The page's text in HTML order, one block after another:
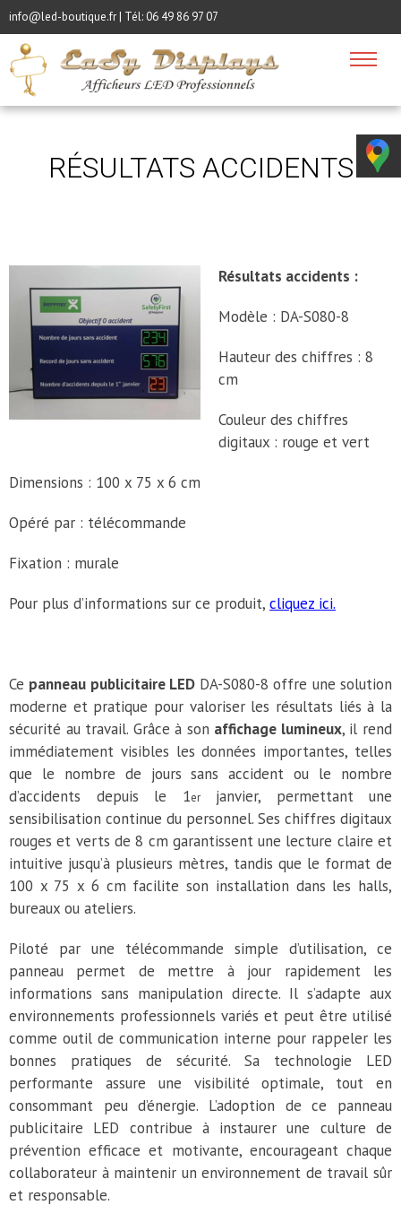
info@led-boutique.fr | Tél: 06 49 86 97 07
RÉSULTATS ACCIDENTS
Résultats accidents :
Modèle : DA-S080-8
Hauteur des chiffres : 8
cm
Couleur des chiffres
digitaux : rouge et vert
Dimensions : 100 x 75 x 6 cm
Opéré par : télécommande
Fixation : murale
Pour plus d’informations sur ce produit, cliquez ici.
Ce panneau publicitaire LEDDA-S080-8 offre une solution
moderne et pratique pour valoriser les résultats liés à la
sécurité au travail. Grâce à son affichage lumineux, il rend
immédiatement visibles les données importantes, telles
que le nombre de jours sans accident ou le nombre
d’accidents depuis le 1erjanvier, permettant une
sensibilisation continue du personnel. Ses chiffres digitaux
rouges et verts de 8 cm garantissent une lecture claire et
intuitive jusqu’à plusieurs mètres, tandis que le format de
100 x 75 x 6 cm facilite son installation dans les halls,
bureaux ou ateliers.
Piloté par une télécommande simple d’utilisation, ce
panneau permet de mettre à jour rapidement les
informations sans manipulation directe. Il s’adapte aux
environnements professionnels variés et peut être utilisé
comme outil de communication interne pour rappeler les
bonnes pratiques de sécurité. Sa technologie LED
performante assure une visibilité optimale, tout en
consommant peu d’énergie. L’adoption de ce panneau
publicitaire LED contribue à instaurer une culture de
prévention efficace et motivante, encourageant chaque
collaborateur à maintenir un environnement de travail sûr
et responsable.